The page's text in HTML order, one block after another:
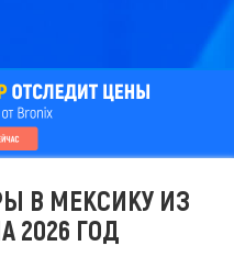
В МЕКСИКУ ИЗ
2026 ГОД